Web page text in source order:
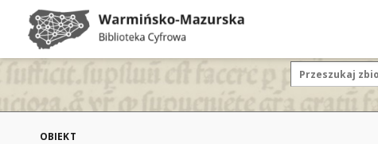
OBIEKT